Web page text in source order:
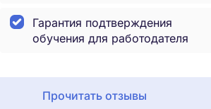
Гарантия подтверждения
обучения для работодателя
Прочитать отзывы